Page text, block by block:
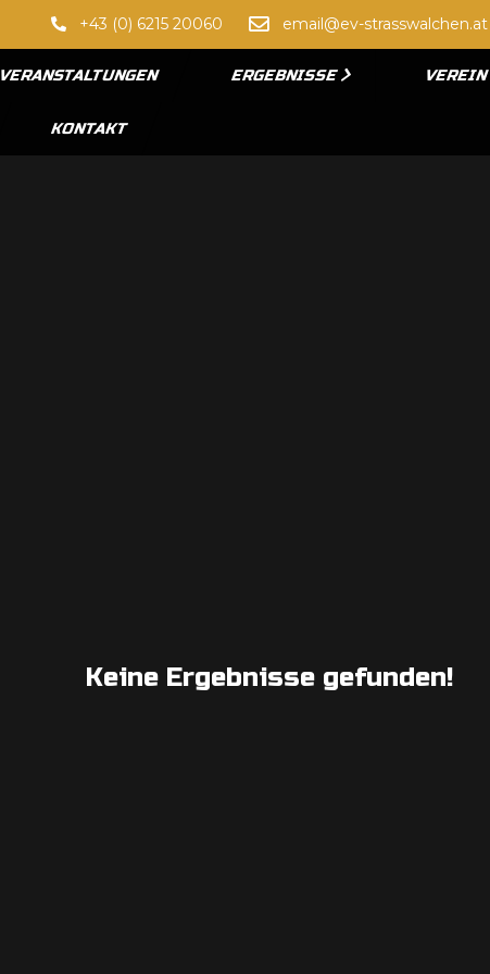
+43 (0) 6215 20060 email@ev-strasswalchen.at
VERANSTALTUNGEN ERGEBNISSE VEREIN
KONTAKT
Keine Ergebnisse gefunden!